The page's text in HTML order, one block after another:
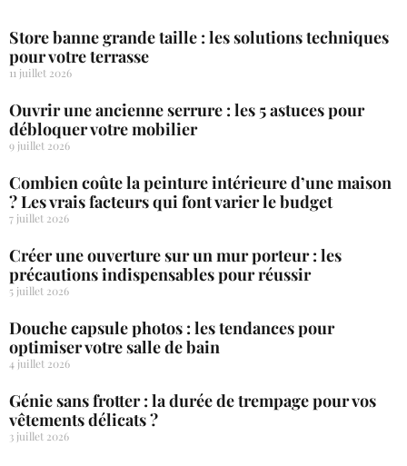
Store banne grande taille : les solutions techniques
pour votre terrasse
11 juillet 2026
Ouvrir une ancienne serrure : les 5 astuces pour
débloquer votre mobilier
9 juillet 2026
Combien coûte la peinture intérieure d’une maison
? Les vrais facteurs qui font varier le budget
7 juillet 2026
Créer une ouverture sur un mur porteur : les
précautions indispensables pour réussir
5 juillet 2026
Douche capsule photos : les tendances pour
optimiser votre salle de bain
4 juillet 2026
Génie sans frotter : la durée de trempage pour vos
vêtements délicats ?
3 juillet 2026